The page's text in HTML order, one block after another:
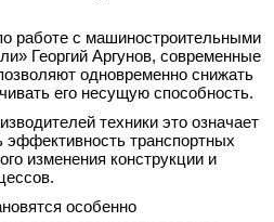
работе с машиностроительными
Георгий Аргунов, современные
одновременно снижать
его несущую способность.
техники это означает
транспортных
изменения конструкции и
особенно